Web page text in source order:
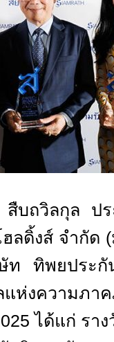
ลกุล ประ
ลดิ้งส์ จำกัด
ท ทิพยประ
ห่งความภา
ได้แก่ รา